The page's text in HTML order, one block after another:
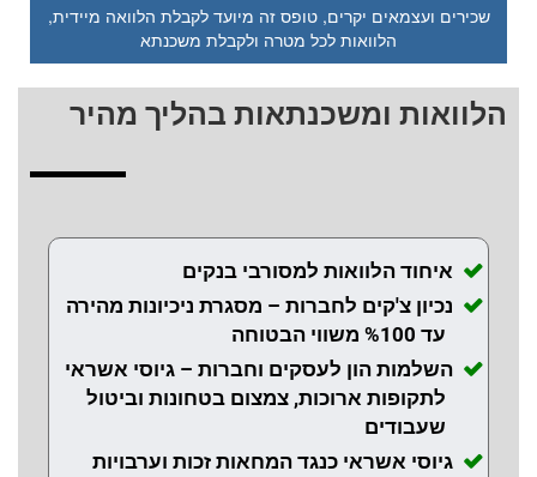
שכירים ועצמאים יקרים, טופס זה מיועד לקבלת הלוואה מיידית,
הלוואות לכל מטרה ולקבלת משכנתא
הלוואות ומשכנתאות בהליך מהיר
איחוד הלוואות למסורבי בנקים
נכיון צ'קים לחברות – מסגרת ניכיונות מהירה
עד %100 משווי הבטוחה
השלמות הון לעסקים וחברות – גיוסי אשראי
לתקופות ארוכות, צמצום בטחונות וביטול
שעבודים
גיוסי אשראי כנגד המחאות זכות וערבויות